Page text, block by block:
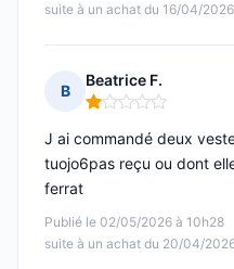
suite à un achat du 16/04/2026
B
Beatrice F.
Note : 1 sur 5
Publié le 02/05/2026 à 10h28
suite à un achat du 20/04/
J ai commandé deux
tuojo6pas reçu ou dont
ferrat